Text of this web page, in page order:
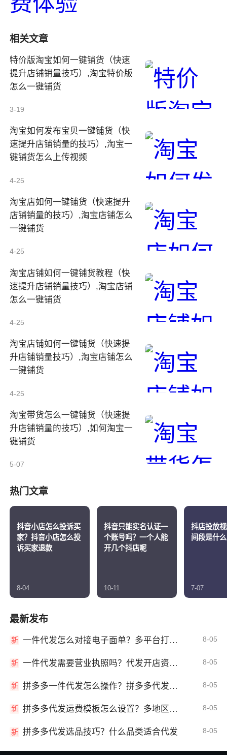
相关文章
特价版淘宝如何一键铺货（快速
提升店铺销量技巧）,淘宝特价版
怎么一键铺货
3-19
淘宝如何发布宝贝一键铺货（快
速提升店铺销量的技巧）,淘宝一
键铺货怎么上传视频
4-25
淘宝店如何一键铺货（快速提升
店铺销量的技巧）,淘宝店铺怎么
一键铺货
4-25
淘宝店铺如何一键铺货教程（快
速提升店铺销量技巧）,淘宝店铺
怎么一键铺货
4-25
淘宝店铺如何一键铺货（快速提
升店铺销量技巧）,淘宝店铺怎么
一键铺货
4-25
淘宝带货怎么一键铺货（快速提
升店铺销量的技巧）,如何淘宝一
键铺货
5-07
热门文章
抖音小店怎么投诉买
家？抖音小店怎么投
诉买家退款
8-04
抖音只能实名认证一
个账号吗？一个人能
开几个抖店呢
10-11
抖店投放
间段是什
7-07
最新发布
新 一件代发怎么对接电子面单？多平台打单发货教程 8-05
新 一件代发需要营业执照吗？代发开店资质详解 8-05
新 拼多多一件代发怎么操作？拼多多代发全流程 8-05
新 拼多多代发运费模板怎么设置？多地区运费 8-05
新 拼多多代发选品技巧？什么品类适合代发 8-05